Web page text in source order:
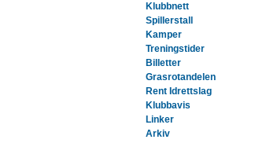
Klubbnett
Spillerstall
Kamper
Treningstider
Billetter
Grasrotandelen
Rent Idrettslag
Klubbavis
Linker
Arkiv